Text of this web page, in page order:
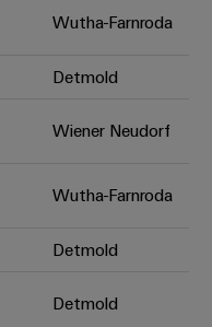
Praxisnahe
Wutha-Farnroda
Detmold
Wiener Neudorf
Wutha-Farnroda
Detmold
Detmold